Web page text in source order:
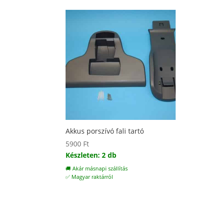
Akkus porszívó fali tartó
5900 Ft
Készleten: 2 db
🚚 Akár másnapi szállítás
✅ Magyar raktárról